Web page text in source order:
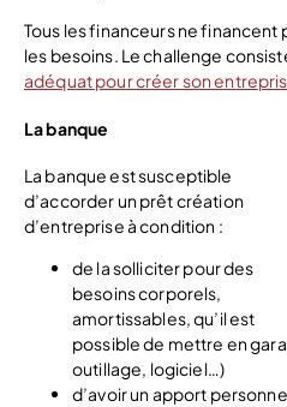
Tous les financeurs ne financent
les besoins. Le challenge
adéquat pour créer son
La banque
La banque est susceptible
d’accorder un prêt création
d’entreprise à condition :
de la solliciter pour des
besoins corporels,
amortissables, qu’il est
possible de mettre en
outillage, logiciel…)
d’avoir un apport